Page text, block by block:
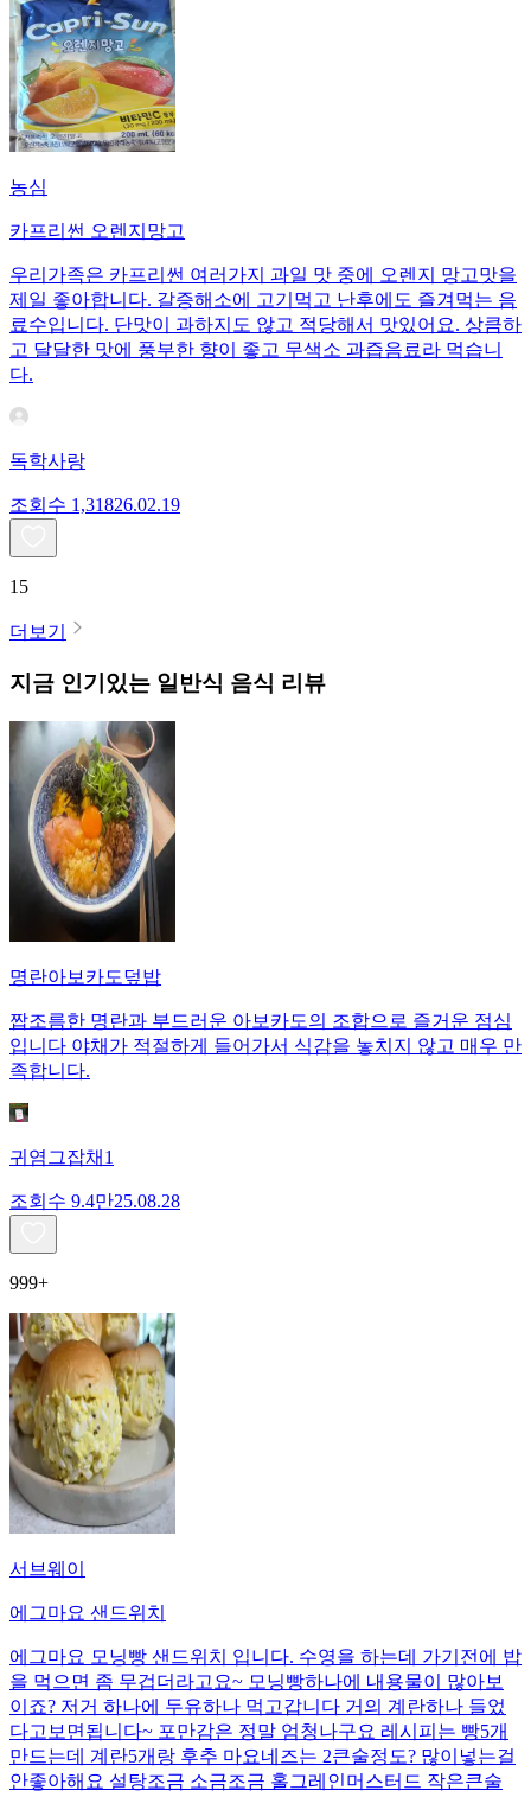
농심
카프리썬 오렌지망고
우리가족은 카프리썬 여러가지 과일 맛 중에 오렌지 망고맛을
제일 좋아합니다. 갈증해소에 고기먹고 난후에도 즐겨먹는 음
료수입니다. 단맛이 과하지도 않고 적당해서 맛있어요. 상큼하
고 달달한 맛에 풍부한 향이 좋고 무색소 과즙음료라 먹습니
다.
독학사랑
조회수 1,31826.02.19
15
더보기
지금 인기있는 일반식 음식 리뷰
명란아보카도덮밥
짭조름한 명란과 부드러운 아보카도의 조합으로 즐거운 점심
입니다 야채가 적절하게 들어가서 식감을 놓치지 않고 매우 만
족합니다.
귀염그잡채1
조회수 9.4만25.08.28
999+
서브웨이
에그마요 샌드위치
에그마요 모닝빵 샌드위치 입니다. 수영을 하는데 가기전에 밥
을 먹으면 좀 무겁더라고요~ 모닝빵하나에 내용물이 많아보
이죠? 저거 하나에 두유하나 먹고갑니다 거의 계란하나 들었
다고보면됩니다~ 포만감은 정말 엄청나구요 레시피는 빵5개
만드는데 계란5개랑 후추 마요네즈는 2큰술정도? 많이넣는걸
안좋아해요 설탕조금 소금조금 홀그레인머스터드 작은큰술